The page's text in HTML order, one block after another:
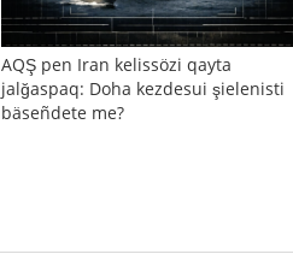
AQŞ pen Iran kelissözi qayta
jalğaspaq: Doha kezdesui şielenisti
bäseñdete me?